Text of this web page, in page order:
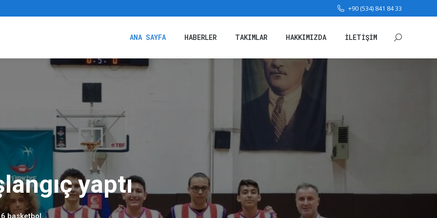
+90 (534) 841 84 33
ANA SAYFA HABERLER TAKIMLAR HAKKIMIZDA İLETIŞIM Arama:
basketbol
yaptı